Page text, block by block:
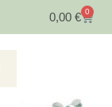
0,00 € 0